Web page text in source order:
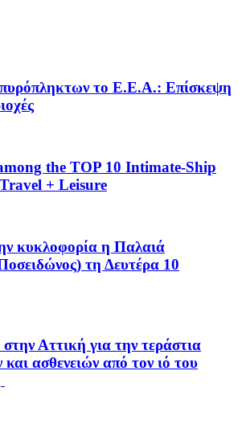
το Ε.Ε.Α.: Επίσκεψη
the TOP 10 Intimate-Ship
+ Leisure
κυκλοφορία η Παλαιά
τη Δευτέρα 10
Αττική για την τεράστια
ασθενειών από τον ιό του